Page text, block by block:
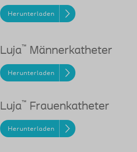
Herunterladen
Luja™ Männerkatheter
Herunterladen
Luja™ Frauenkatheter
Herunterladen